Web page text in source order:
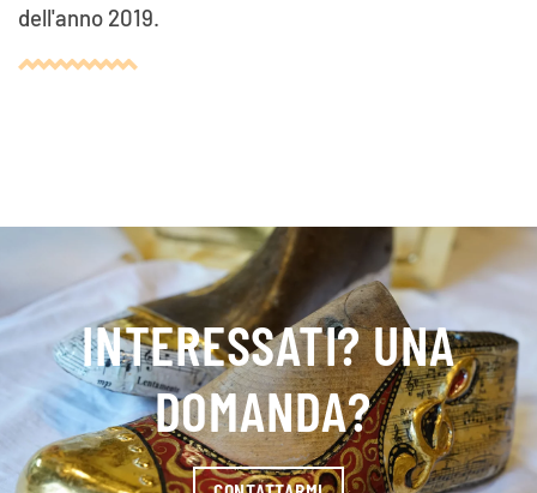
dell'anno 2019.
INTERESSATI? UNA
DOMANDA?